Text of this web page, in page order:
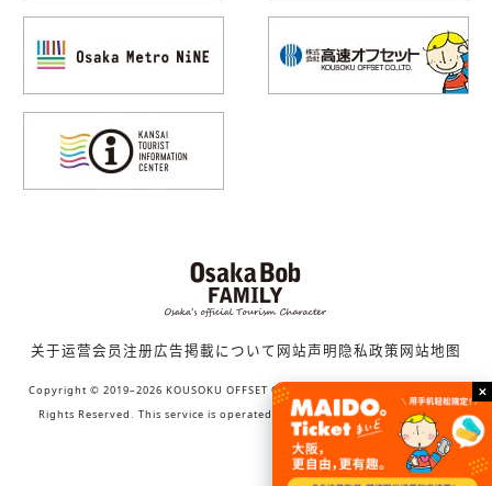
关于运营会员注册広告掲載について 网站声明隐私政策网站地图
Copyright © 2019–2026 KOUSOKU OFFSET CO., LTD. (Bob family WORKS) All
Rights Reserved. This service is operated by KOUSOKU OFFSET CO., LTD.